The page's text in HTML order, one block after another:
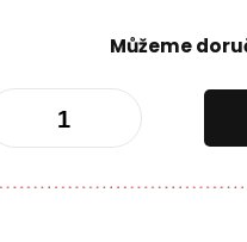
Můžeme